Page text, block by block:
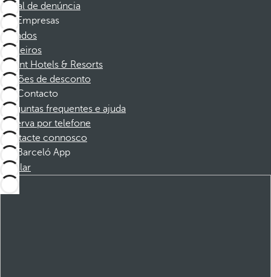
Canal de denúncia
Empresas
Afiliados
Parceiros
Dorint Hotels & Resorts
Cupões de desconto
Contacto
Perguntas frequentes e ajuda
Reserva por telefone
Contacte connosco
Barceló App
Instalar